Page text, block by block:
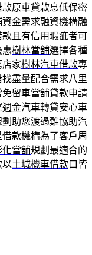
原車貸款息低保密
金需求融資機構融
款 且有信用瑕疵者可
惠樹林當舖選擇各種
店家樹林汽車借款專
盡量配合需求八里
留車當舖貸款申請
金汽車轉貸安心車
劃助您渡過難協助汽
借款機構為了客戶周
化當舖規劃最適合的
以土城機車借款口皆